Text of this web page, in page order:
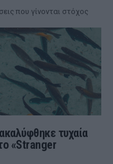
που γίνονται στόχος
τυχαία
«Stranger